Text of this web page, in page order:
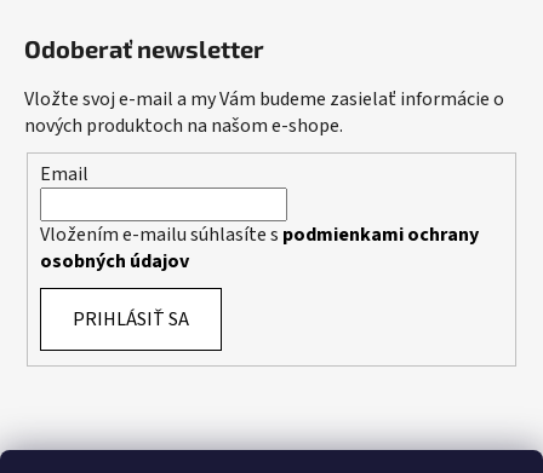
Odoberať newsletter
Vložte svoj e-mail a my Vám budeme zasielať informácie o
nových produktoch na našom e-shope.
Email
Vložením e-mailu súhlasíte s podmienkami ochrany
osobných údajov
PRIHLÁSIŤ SA